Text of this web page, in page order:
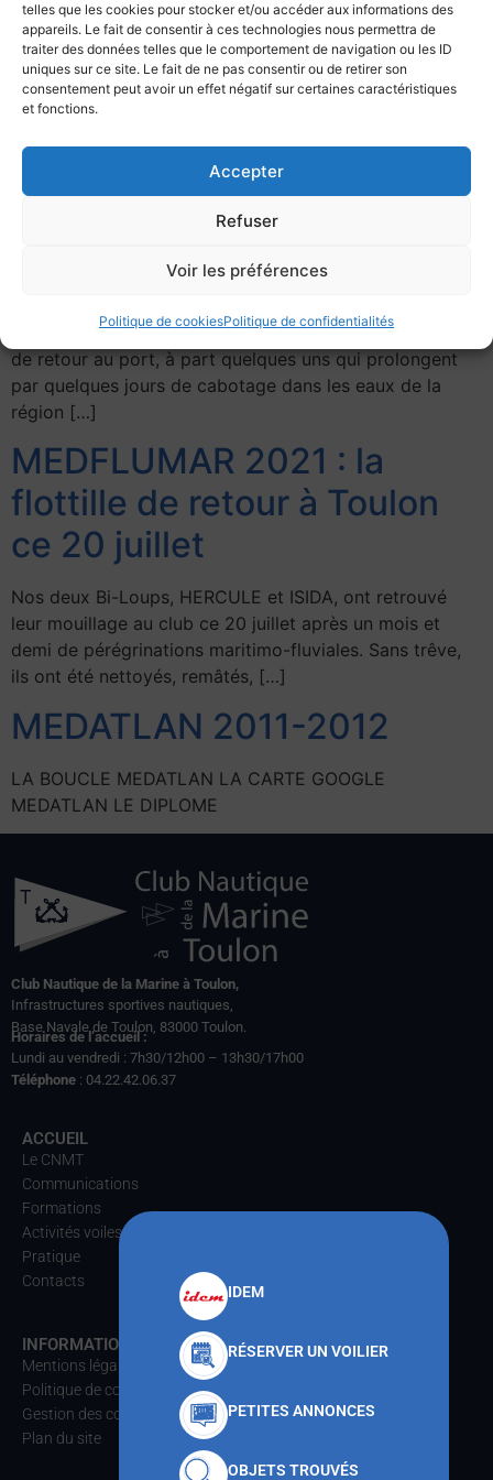
telles que les cookies pour stocker et/ou accéder aux informations des
appareils. Le fait de consentir à ces technologies nous permettra de
traiter des données telles que le comportement de navigation ou les ID
uniques sur ce site. Le fait de ne pas consentir ou de retirer son
consentement peut avoir un effet négatif sur certaines caractéristiques
et fonctions.
Accepter
Refuser
Voir les préférences
Politique de cookiesPolitique de confidentialités
(OVNI) naviguent à la rencontre des eaux du Rhône,
plutôt basses cette année. […]
MEDSCANDIFLU 2023
Chers membres, Rappel : le projet MEDSCANDIFLU
consiste à rallier Rouen à partir de mi-avril, par voie
l’occasion de la Grande […]
MED-TYRRHENIA 2022
9 juillet. La flottille de MED-TYRRHENIA est à présent
de retour au port, à part quelques uns qui prolongent
par quelques jours de cabotage dans les eaux de la
région […]
MEDFLUMAR 2021 : la
flottille de retour à Toulon
ce 20 juillet
Nos deux Bi-Loups, HERCULE et ISIDA, ont retrouvé
leur mouillage au club ce 20 juillet après un mois et
demi de pérégrinations maritimo-fluviales. Sans trêve,
ils ont été nettoyés, remâtés, […]
MEDATLAN 2011-2012
LA BOUCLE MEDATLAN LA CARTE GOOGLE
MEDATLAN LE DIPLOME
IDEM
RÉSERVER UN VOILIER
PETITES ANNONCES
OBJETS TROUVÉS
Club Nautique de la Marine à Toulon,
Infrastructures sportives nautiques,
Base Navale de Toulon, 83000 Toulon.
Horaires de l’accueil :
Lundi au vendredi : 7h30/12h00 – 13h30/17h00
Téléphone : 04.22.42.06.37
ACCUEIL
Le CNMT
Communications
Formations
Activités voiles
Pratique
Contacts
INFORMATIONS
Mentions légales
Politique de confidentialités
Gestion des cookies
Plan du site